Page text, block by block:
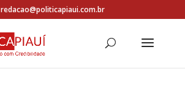
redacao@politicapiaui.com.br